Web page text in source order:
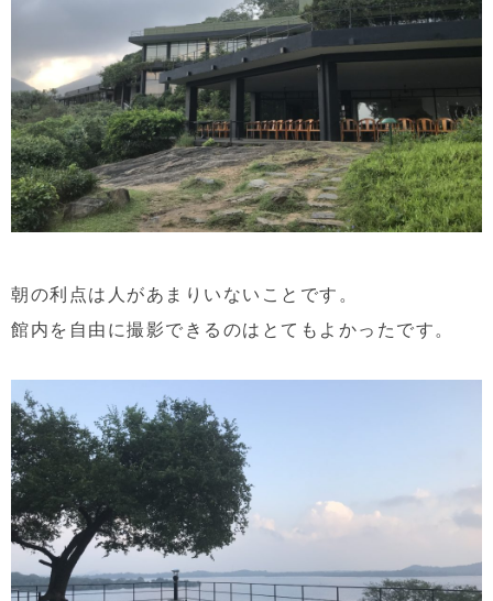
朝の利点は人があまりいないことです。
館内を自由に撮影できるのはとてもよかったです。